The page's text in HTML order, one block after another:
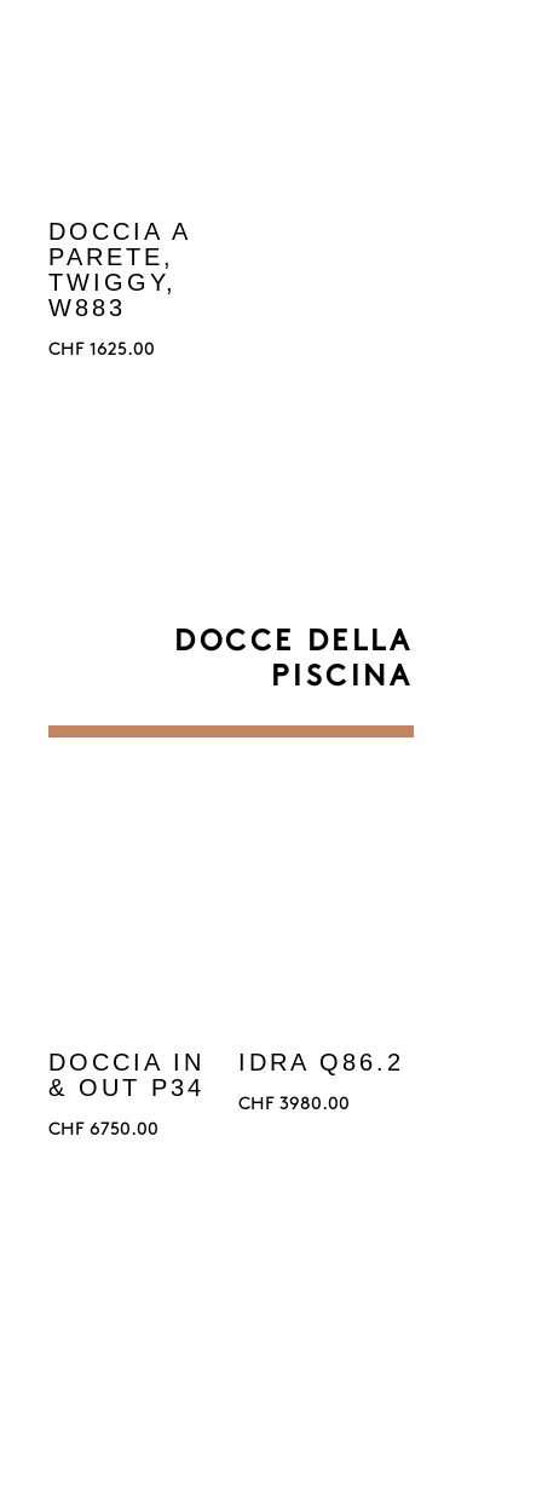
DOCCIA A
PARETE,
TWIGGY,
W883
CHF 1625.00
DOCCE DELLA
PISCINA
DOCCIA IN
& OUT P34
CHF 6750.00
IDRA Q86.2
CHF 3980.00